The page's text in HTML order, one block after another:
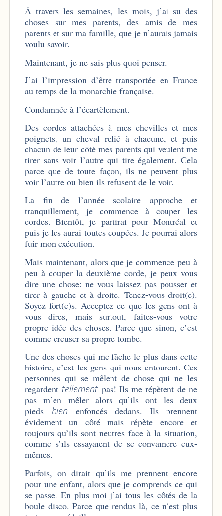
À travers les semaines, les mois, j’ai su des
choses sur mes parents, des amis de mes
parents et sur ma famille, que je n’aurais jamais
voulu savoir.
Maintenant, je ne sais plus quoi penser.
J’ai l’impression d’être transportée en France
au temps de la monarchie française.
Condamnée à l’écartèlement.
Des cordes attachées à mes chevilles et mes
poignets, un cheval relié à chacune, et puis
chacun de leur côté mes parents qui veulent me
tirer sans voir l’autre qui tire également. Cela
parce que de toute façon, ils ne peuvent plus
voir l’autre ou bien ils refusent de le voir.
La fin de l’année scolaire approche et
tranquillement, je commence à couper les
cordes. Bientôt, je partirai pour Montréal et
puis je les aurai toutes coupées. Je pourrai alors
fuir mon exécution.
Mais maintenant, alors que je commence peu à
peu à couper la deuxième corde, je peux vous
dire une chose: ne vous laissez pas pousser et
tirer à gauche et à droite. Tenez-vous droit(e).
Soyez fort(e)s. Acceptez ce que les gens ont à
vous dires, mais surtout, faites-vous votre
propre idée des choses. Parce que sinon, c’est
comme creuser sa propre tombe.
Une des choses qui me fâche le plus dans cette
histoire, c’est les gens qui nous entourent. Ces
personnes qui se mêlent de chose qui ne les
regardent tellement pas! Ils me répètent de ne
pas m’en mêler alors qu’ils ont les deux
piedsbien enfoncés dedans. Ils prennent
évidement un côté mais répète encore et
toujours qu’ils sont neutres face à la situation,
comme s’ils essayaient de se convaincre eux-
mêmes.
Parfois, on dirait qu’ils me prennent encore
pour une enfant, alors que je comprends ce qui
se passe. En plus moi j’ai tous les côtés de la
boule disco. Parce que rendus là, ce n’est plus